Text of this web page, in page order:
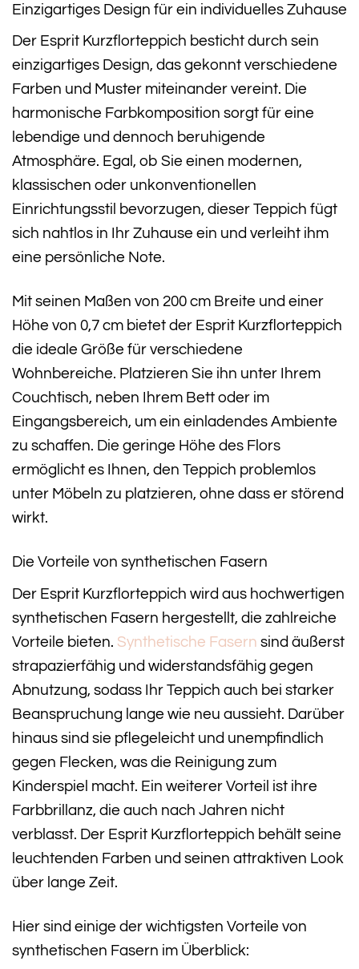
Einzigartiges Design für ein individuelles Zuhause
Der Esprit Kurzflorteppich besticht durch sein
einzigartiges Design, das gekonnt verschiedene
Farben und Muster miteinander vereint. Die
harmonische Farbkomposition sorgt für eine
lebendige und dennoch beruhigende
Atmosphäre. Egal, ob Sie einen modernen,
klassischen oder unkonventionellen
Einrichtungsstil bevorzugen, dieser Teppich fügt
sich nahtlos in Ihr Zuhause ein und verleiht ihm
eine persönliche Note.
Mit seinen Maßen von 200 cm Breite und einer
Höhe von 0,7 cm bietet der Esprit Kurzflorteppich
die ideale Größe für verschiedene
Wohnbereiche. Platzieren Sie ihn unter Ihrem
Couchtisch, neben Ihrem Bett oder im
Eingangsbereich, um ein einladendes Ambiente
zu schaffen. Die geringe Höhe des Flors
ermöglicht es Ihnen, den Teppich problemlos
unter Möbeln zu platzieren, ohne dass er störend
wirkt.
Die Vorteile von synthetischen Fasern
Der Esprit Kurzflorteppich wird aus hochwertigen
synthetischen Fasern hergestellt, die zahlreiche
Vorteile bieten. Synthetische Fasern sind äußerst
strapazierfähig und widerstandsfähig gegen
Abnutzung, sodass Ihr Teppich auch bei starker
Beanspruchung lange wie neu aussieht. Darüber
hinaus sind sie pflegeleicht und unempfindlich
gegen Flecken, was die Reinigung zum
Kinderspiel macht. Ein weiterer Vorteil ist ihre
Farbbrillanz, die auch nach Jahren nicht
verblasst. Der Esprit Kurzflorteppich behält seine
leuchtenden Farben und seinen attraktiven Look
über lange Zeit.
Hier sind einige der wichtigsten Vorteile von
synthetischen Fasern im Überblick: